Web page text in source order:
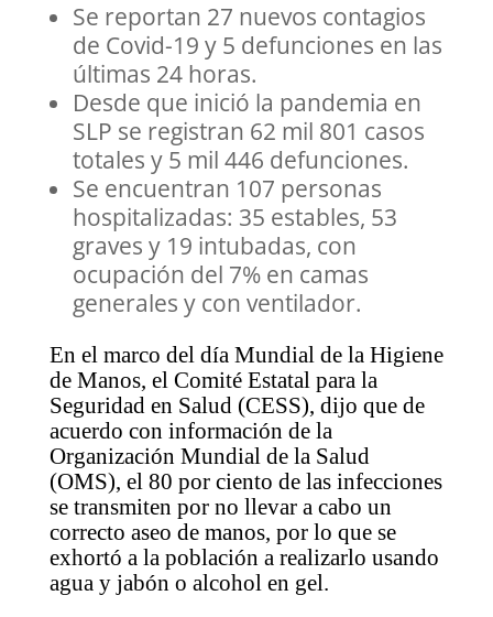
Se reportan 27 nuevos contagios
de Covid-19 y 5 defunciones en las
últimas 24 horas.
Desde que inició la pandemia en
SLP se registran 62 mil 801 casos
totales y 5 mil 446 defunciones.
Se encuentran 107 personas
hospitalizadas: 35 estables, 53
graves y 19 intubadas, con
ocupación del 7% en camas
generales y con ventilador.
En el marco del día Mundial de la Higiene
de Manos, el Comité Estatal para la
Seguridad en Salud (CESS), dijo que de
acuerdo con información de la
Organización Mundial de la Salud
(OMS), el 80 por ciento de las infecciones
se transmiten por no llevar a cabo un
correcto aseo de manos, por lo que se
exhortó a la población a realizarlo usando
agua y jabón o alcohol en gel.